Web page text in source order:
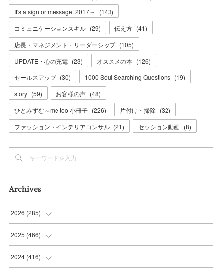
It's a sign or message. 2017～
(143)
コミュニケーションスキル (29) 伝え方 (41)
店長・マネジメント・リーダーシップ (105)
UPDATE・心の充電 (23) オススメの本 (126)
セールスアップ (30) 1000 Soul Searching Questions (19)
story (59) お客様の声 (48)
ひとみずむ～me too 小冊子 (226) 片付け・掃除 (32)
ファッション・インテリアコンサル (21) セッション動画 (8)
Archives
2026 (285)
(6)
(36
2025 (466)
(56
2024 (416)